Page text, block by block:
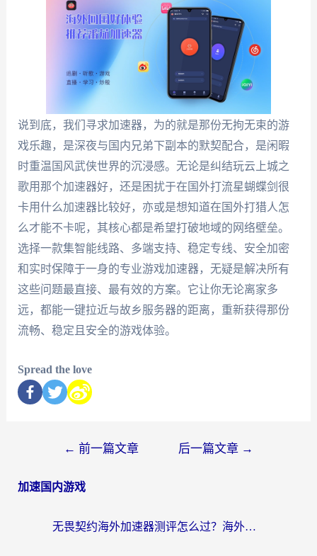
说到底，我们寻求加速器，为的就是那份无拘无束的游
戏乐趣，是深夜与国内兄弟下副本的默契配合，是闲暇
时重温国风武侠世界的沉浸感。无论是纠结玩云上城之
歌用那个加速器好，还是困扰于在国外打流星蝴蝶剑很
卡用什么加速器比较好，亦或是想知道在国外打猎人怎
么才能不卡呢，其核心都是希望打破地域的网络壁垒。
选择一款集智能线路、多端支持、稳定专线、安全加密
和实时保障于一身的专业游戏加速器，无疑是解决所有
这些问题最直接、最有效的方案。它让你无论离家多
远，都能一键拉近与故乡服务器的距离，重新获得那份
流畅、稳定且安全的游戏体验。
Spread the love
← 前一篇文章 后一篇文章 →
加速国内游戏
无畏契约海外加速器测评怎么过？海外玩家亲测实用指南（附小众技巧）